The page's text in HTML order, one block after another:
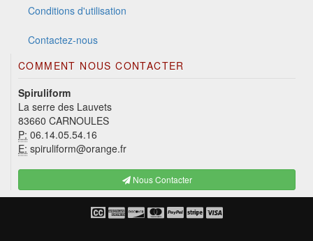
Conditions d'utilisation
Contactez-nous
COMMENT NOUS CONTACTER
Spiruliform
La serre des Lauvets
83660 CARNOULES
P: 06.14.05.54.16
E: spiruliform@orange.fr
Nous Contacter